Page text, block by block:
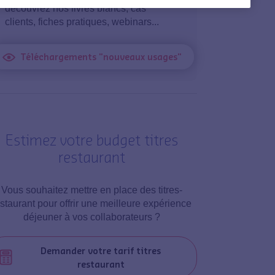
découvrez nos livres blancs, cas
clients, fiches pratiques, webinars...
Téléchargements "nouveaux usages"
Estimez votre budget titres
restaurant
Vous souhaitez mettre en place des titres-
pour offrir une meilleure expérience
déjeuner à vos collaborateurs ?
Demander votre tarif titres
restaurant